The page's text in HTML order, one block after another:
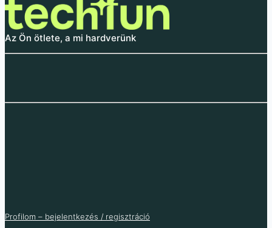
(ÁFA nélkül 2 067Ft)
Az Ön ötlete, a mi hardverünk
Profilom – bejelentkezés / regisztráció